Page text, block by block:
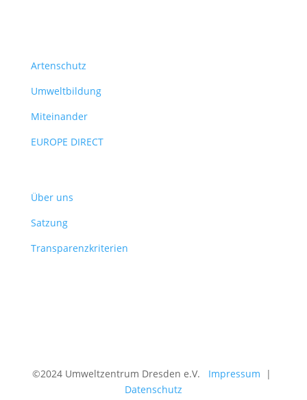
Artenschutz
Umweltbildung
Miteinander
EUROPE DIRECT
Über uns
Satzung
Transparenzkriterien
©2024 Umweltzentrum Dresden e.V. Impressum |
Datenschutz